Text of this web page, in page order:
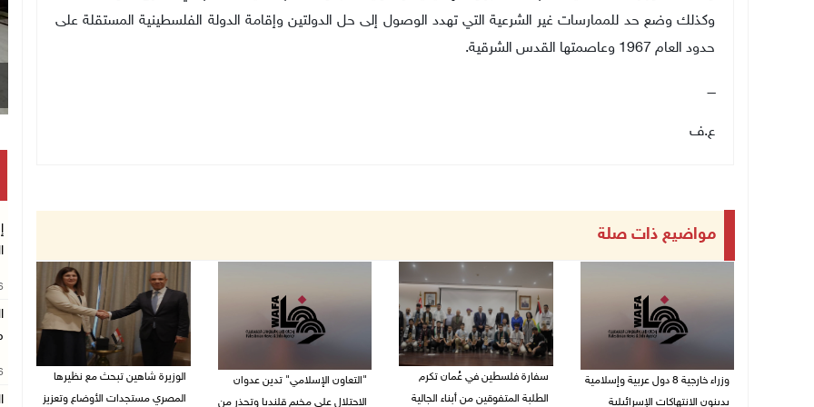
وكذلك وضع حد للممارسات غير الشرعية التي تهدد الوصول إلى حل الدولتين وإقامة الدولة الفلسطينية المستقلة على
حدود العام 1967 وعاصمتها القدس الشرقية.
ــــ
ع.ف
مواضيع ذات صلة
وزراء خارجية 8 دول عربية وإسلامية
يدينون الانتهاكات الإسرائيلية
سفارة فلسطين في عُمان تكرم
الطلبة المتفوقين من أبناء الجالية
"التعاون الإسلامي" تدين عدوان
الاحتلال على مخيم قلنديا وتحذر من
الوزيرة شاهين تبحث مع نظيرها
المصري مستجدات الأوضاع وتعزيز